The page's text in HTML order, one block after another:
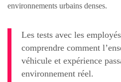
environnements urbains denses.
Les tests avec les
comprendre comment
véhicule et expérience
environnement réel.